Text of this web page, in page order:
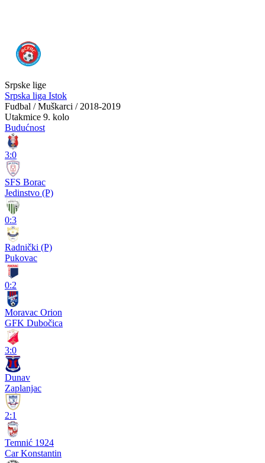
Srpske lige
Srpska liga Istok
Fudbal / Muškarci / 2018-2019
Utakmice 9. kolo
Budućnost
3:0
SFS Borac
Jedinstvo (P)
0:3
Radnički (P)
Pukovac
0:2
Moravac Orion
GFK Dubočica
3:0
Dunav
Zaplanjac
2:1
Temnić 1924
Car Konstantin